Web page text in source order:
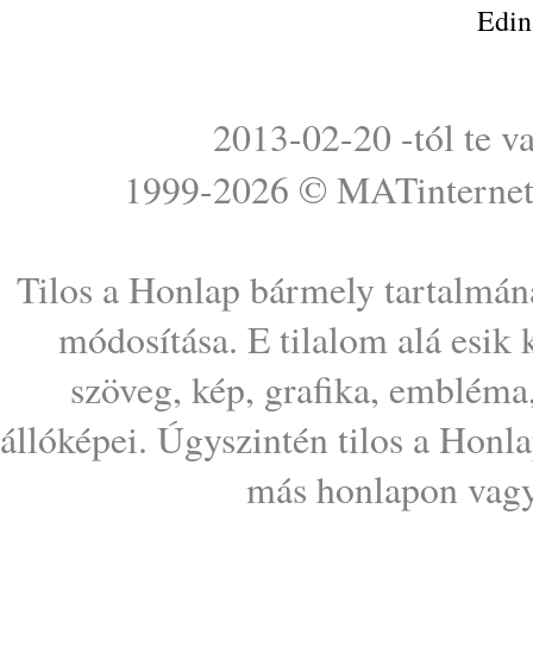
2013-02-20 -tól te
1999-2026 © MATinternet
Tilos a Honlap bármely
módosítása. E tilalom alá esik
szöveg, kép, grafika,
állóképei. Úgyszintén tilos a
más honlapon